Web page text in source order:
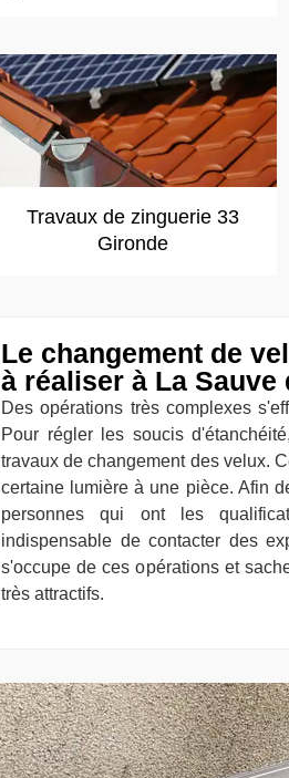
Travaux de zinguerie 33
Gironde
Le changement de
à réaliser à La Sauve
Des opérations très complexes
Pour régler les soucis
travaux de changement des velux.
certaine lumière à une pièce. Afin
personnes qui ont les
indispensable de contacter des
s'occupe de ces opérations et
très attractifs.